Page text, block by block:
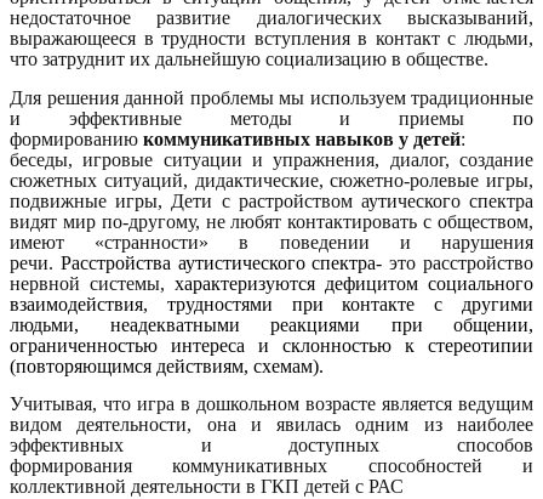
недостаточное развитие диалогических высказываний,
выражающееся в трудности вступления в контакт с людьми,
что затруднит их дальнейшую социализацию в обществе.
Для решения данной проблемы мы используем традиционные
и эффективные методы и приемы по
формированию коммуникативных навыков у детей:
беседы, игровые ситуации и упражнения, диалог, создание
сюжетных ситуаций, дидактические, сюжетно-ролевые игры,
подвижные игры, Дети с растройством аутического спектра
видят мир по-другому, не любят контактировать с обществом,
имеют «странности» в поведении и нарушения
речи. Расстройства аутистического спектра-это расстройство
нервной системы, характеризуются дефицитом социального
взаимодействия, трудностями при контакте с другими
людьми, неадекватными реакциями при общении,
ограниченностью интереса и склонностью к стереотипии
(повторяющимся действиям, схемам).
Учитывая, что игра в дошкольном возрасте является ведущим
видом деятельности, она и явилась одним из наиболее
эффективных и доступных способов
формирования коммуникативных способностей
и
коллективной деятельности в ГКП детей с РАС